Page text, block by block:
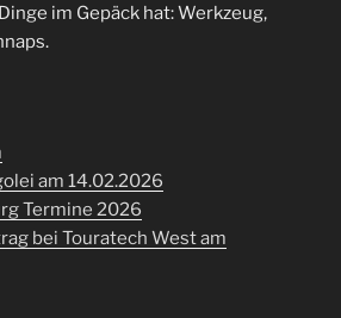
im Gepäck hat: Werkzeug,
am 14.02.2026
Termine 2026
bei Touratech West am